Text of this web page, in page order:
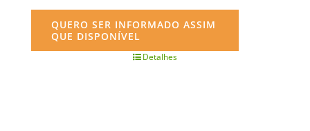
QUERO SER INFORMADO ASSIM
QUE DISPONÍVEL
Detalhes